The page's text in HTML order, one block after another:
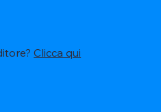
Clicca qui